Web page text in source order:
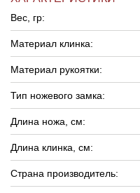
Вес, гр:
Материал клинка:
Материал рукоятки:
Тип ножевого замка:
Длина ножа, см:
Длина клинка, см:
Страна производитель: